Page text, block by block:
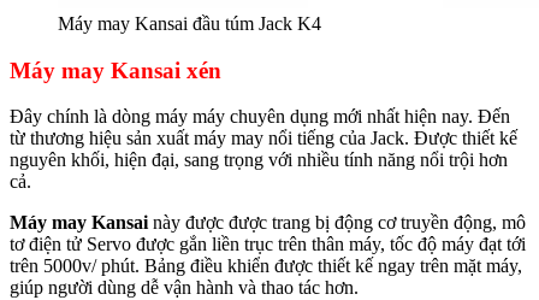
Máy may Kansai đầu túm Jack K4
Máy may Kansai xén
Đây chính là dòng máy máy chuyên dụng mới nhất hiện nay. Đến
từ thương hiệu sản xuất máy may nổi tiếng của Jack. Được thiết kế
nguyên khối, hiện đại, sang trọng với nhiều tính năng nổi trội hơn
cả.
Máy may Kansai này được được trang bị động cơ truyền động, mô
tơ điện tử Servo được gắn liền trục trên thân máy, tốc độ máy đạt tới
trên 5000v/ phút. Bảng điều khiển được thiết kế ngay trên mặt máy,
giúp người dùng dễ vận hành và thao tác hơn.